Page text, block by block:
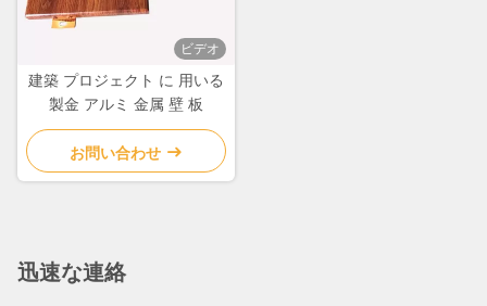
ビデオ
建築 プロジェクト に 用いる
製金 アルミ 金属 壁 板
お問い合わせ
迅速な連絡